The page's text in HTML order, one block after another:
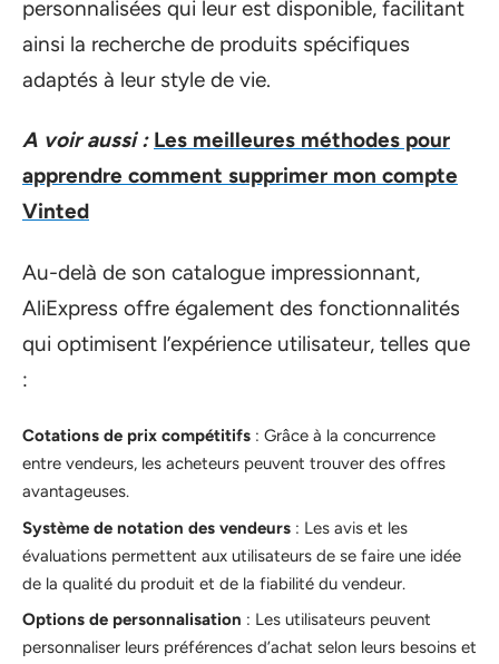
personnalisées qui leur est disponible, facilitant
ainsi la recherche de produits spécifiques
adaptés à leur style de vie.
A voir aussi : Les meilleures méthodes pour
apprendre comment supprimer mon compte
Vinted
Au-delà de son catalogue impressionnant,
AliExpress offre également des fonctionnalités
qui optimisent l’expérience utilisateur, telles que
:
Cotations de prix compétitifs : Grâce à la concurrence
entre vendeurs, les acheteurs peuvent trouver des offres
avantageuses.
Système de notation des vendeurs : Les avis et les
évaluations permettent aux utilisateurs de se faire une idée
de la qualité du produit et de la fiabilité du vendeur.
Options de personnalisation : Les utilisateurs peuvent
personnaliser leurs préférences d’achat selon leurs besoins et